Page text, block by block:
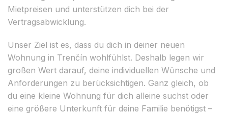
Mietpreisen und unterstützen dich bei der
Vertragsabwicklung.
Unser Ziel ist es, dass du dich in deiner neuen
Wohnung in Trenčín wohlfühlst. Deshalb legen wir
großen Wert darauf, deine individuellen Wünsche und
Anforderungen zu berücksichtigen. Ganz gleich, ob
du eine kleine Wohnung für dich alleine suchst oder
eine größere Unterkunft für deine Familie benötigst –